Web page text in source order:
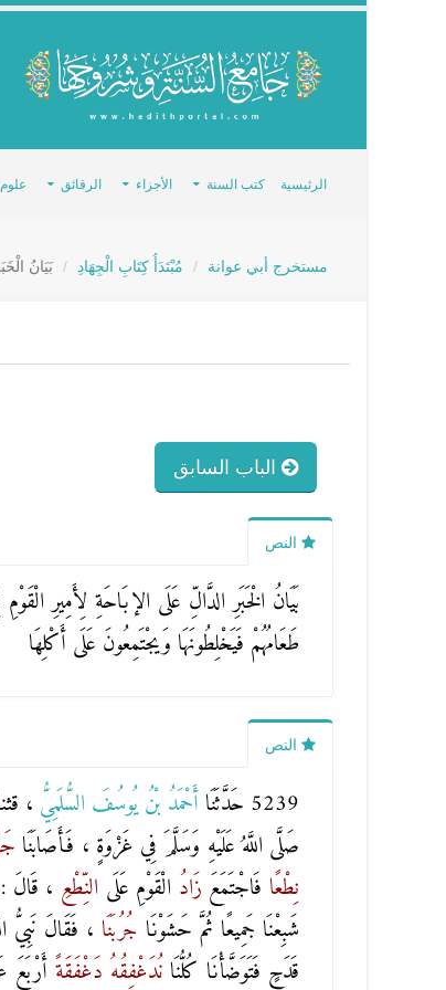
الرئيسية كتب السنة الأجزاء الرقائق
مستخرج أبي عوانة مُبْتَدَأُ كِتَابِ الْجِهَادِ بَيَانُ
الباب السابق
النص
بَيَانُ الْخَبَرِ الدَّالِّ عَلَى الإبَاحَةِ لِأَمِيرِ
طَعَامُهُمْ فَيَخْلِطُونَهَا وَيجْتَمِعُونَ عَلَى أَكْلِهَا
النص
5239 حَدَّثَنَا أَحْمَدُ بْنُ يُوسُفَ السُّلَمِيُّ ،
صَلَّى اللَّهُ عَلَيْهِ وَسَلَّمَ فِي غَزْوَةٍ ، فَأَصَابَنَا
نِطْعًا فَاجْتَمَعَ زَادُ الْقَوْمِ عَلَى النِّطْعِ ، قَالَ
شَبِعْنَا جَمِيعًا ثُمَّ حَشَوْنَا جُرُبَنَا ، فَقَالَ
قَدَحٍ فَتَوَضَّأْنَا كُلُّنَانُدَغْفِقُهُ دَغْفَقَةً أَرْبَعَ